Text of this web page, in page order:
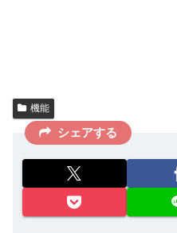
機能
シェアする